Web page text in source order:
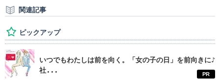
関連記事
ピックアップ
いつでもわたしは前を向く。「女の子の日」を前向きに♪
社...
PR